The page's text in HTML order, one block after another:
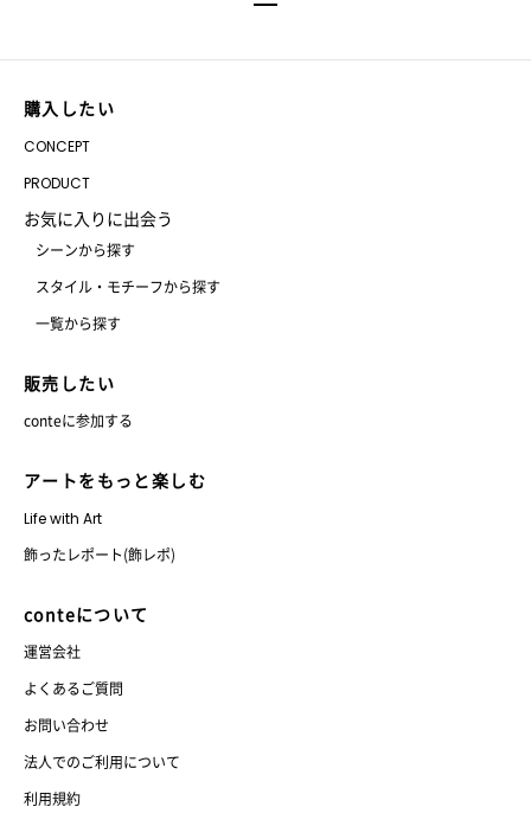
購入したい
CONCEPT
PRODUCT
お気に入りに出会う
シーンから探す
スタイル・モチーフから探す
一覧から探す
販売したい
conteに参加する
アートをもっと楽しむ
Life with Art
飾ったレポート(飾レポ)
conteについて
運営会社
よくあるご質問
お問い合わせ
法人でのご利用について
利用規約